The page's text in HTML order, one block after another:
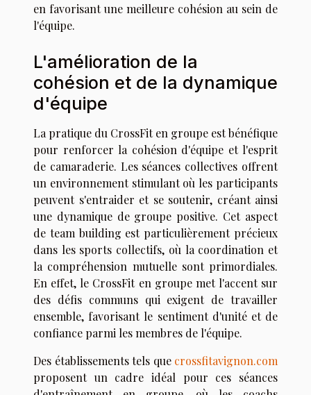
en favorisant une meilleure cohésion au sein de
l'équipe.
L'amélioration de la
cohésion et de la dynamique
d'équipe
La pratique du CrossFit en groupe est bénéfique
pour renforcer la cohésion d'équipe et l'esprit
de camaraderie. Les séances collectives offrent
un environnement stimulant où les participants
peuvent s'entraider et se soutenir, créant ainsi
une dynamique de groupe positive. Cet aspect
de team building est particulièrement précieux
dans les sports collectifs, où la coordination et
la compréhension mutuelle sont primordiales.
En effet, le CrossFit en groupe met l'accent sur
des défis communs qui exigent de travailler
ensemble, favorisant le sentiment d'unité et de
confiance parmi les membres de l'équipe.
Des établissements tels que crossfitavignon.com
proposent un cadre idéal pour ces séances